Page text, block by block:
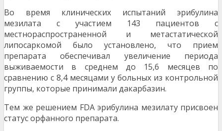
Во время клинических испытаний эрибулина
мезилата с участием 143 пациентов с
местнораспространенной и метастатической
липосаркомой было установлено, что прием
препарата обеспечивал увеличение периода
выживаемости в среднем до 15,6 месяцев по
сравнению с 8,4 месяцами у больных из контрольной
группы, которые принимали дакарбазин.
Тем же решением FDA эрибулина мезилату присвоен
статус орфанного препарата.